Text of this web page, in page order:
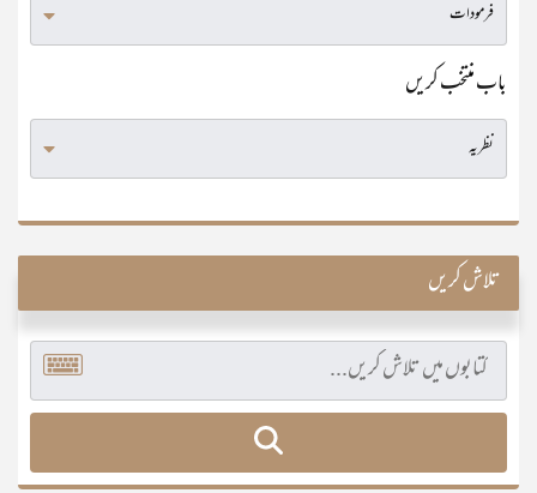
باب منتخب کریں
تلاش کریں